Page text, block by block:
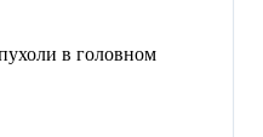
в головном